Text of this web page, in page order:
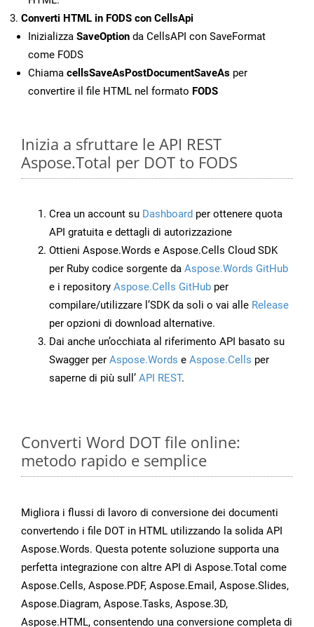
Converti HTML in FODS con CellsApi
Inizializza SaveOption da CellsAPI con SaveFormat
come FODS
Chiama cellsSaveAsPostDocumentSaveAs per
convertire il file HTML nel formato FODS
Inizia a sfruttare le API REST
Aspose.Total per DOT to FODS
Crea un account su Dashboard per ottenere quota
API gratuita e dettagli di autorizzazione
Ottieni Aspose.Words e Aspose.Cells Cloud SDK
per Ruby codice sorgente da Aspose.Words GitHub
e i repository Aspose.Cells GitHub per
compilare/utilizzare l’SDK da soli o vai alle Release
per opzioni di download alternative.
Dai anche un’occhiata al riferimento API basato su
Swagger per Aspose.Words e Aspose.Cells per
saperne di più sull’ API REST.
Converti Word DOT file online:
metodo rapido e semplice
Migliora i flussi di lavoro di conversione dei documenti
convertendo i file DOT in HTML utilizzando la solida API
Aspose.Words. Questa potente soluzione supporta una
perfetta integrazione con altre API di Aspose.Total come
Aspose.Cells, Aspose.PDF, Aspose.Email, Aspose.Slides,
Aspose.Diagram, Aspose.Tasks, Aspose.3D,
Aspose.HTML, consentendo una conversione completa di